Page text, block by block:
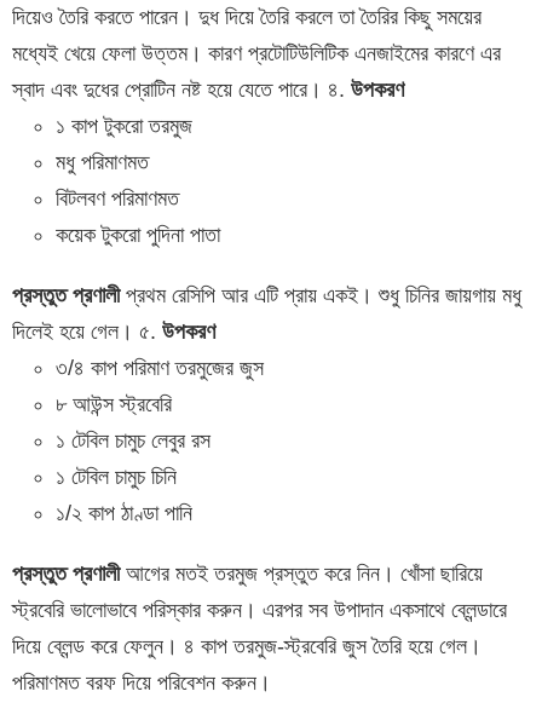
দিয়েও তৈরি করতে পারেন। দুধ দিয়ে তৈরি করলে তা তৈরির কিছু সময়ের
মধ্যেই খেয়ে ফেলা উত্তম। কারণ প্রটোটিউলিটিক এনজাইমের কারণে এর
স্বাদ এবং দুধের প্রোটিন নষ্ট হয়ে যেতে পারে। ৪. উপকরণ
১ কাপ টুকরো তরমুজ
মধু পরিমাণমত
বিটলবণ পরিমাণমত
কয়েক টুকরো পুদিনা পাতা
প্রস্তুত প্রণালীপ্রথম রেসিপি আর এটি প্রায় একই। শুধু চিনির জায়গায় মধু
দিলেই হয়ে গেল। ৫. উপকরণ
৩/৪ কাপ পরিমাণ তরমুজের জুস
৮ আউন্স স্ট্রবেরি
১ টেবিল চামুচ লেবুর রস
১ টেবিল চামুচ চিনি
১/২ কাপ ঠাণ্ডা পানি
প্রস্তুত প্রণালীআগের মতই তরমুজ প্রস্তুত করে নিন। খোঁসা ছারিয়ে
স্ট্রবেরি ভালোভাবে পরিস্কার করুন। এরপর সব উপাদান একসাথে ব্লেন্ডারে
দিয়ে ব্লেন্ড করে ফেলুন। ৪ কাপ তরমুজ-স্ট্রবেরি জুস তৈরি হয়ে গেল।
পরিমাণমত বরফ দিয়ে পরিবেশন করুন।